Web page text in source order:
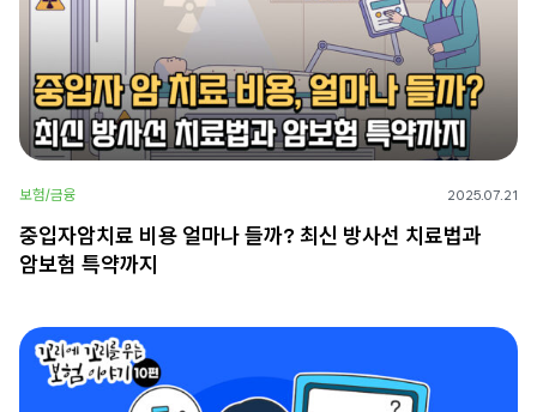
보험/금융 2025.07.21
중입자암치료 비용 얼마나 들까? 최신 방사선 치료법과
암보험 특약까지